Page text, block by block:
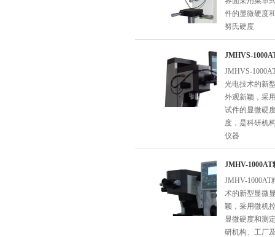
件的显微硬度
努氏硬度
JMHVS-
JMHVS-
光电技术的新
外观新颖，采
试件的显微硬
度，是科研机
仪器
JMHV-
JMHV-1000AT
术的新型显微
颖，采用微机
显微硬度和测
研机构、工厂